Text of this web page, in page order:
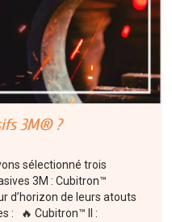
3M® ?
sélectionné trois
3M : Cubitron™
d’horizon de leurs atouts
: 🔥 Cubitron™ II :